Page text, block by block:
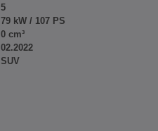
5
79 kW / 107 PS
0 cm³
02.2022
SUV